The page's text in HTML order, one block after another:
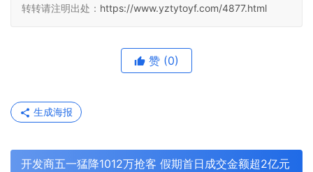
转转请注明出处： https://www.yztytoyf.com/4877.html
赞 (0)
生成海报
开发商五一猛降1012万抢客 假期首日成交金额超2亿元